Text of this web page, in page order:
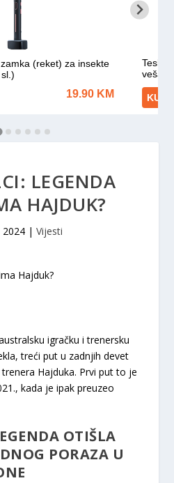
LEGENDA
HAJDUK?
2024 | Vijesti
igračku i trenersku
treći put u zadnjih devet
Hajduka. Prvi put to je
kada je ipak preuzeo
OTIŠLA
PORAZA U